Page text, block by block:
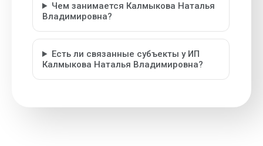
Чем занимается Калмыкова Наталья
Владимировна?
Есть ли связанные субъекты у ИП
Калмыкова Наталья Владимировна?